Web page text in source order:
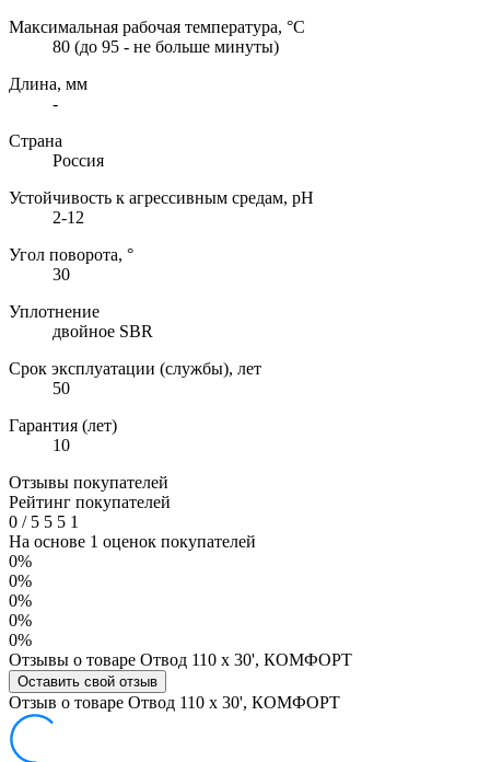
Максимальная рабочая температура, °C
80 (до 95 - не больше минуты)
Длина, мм
-
Страна
Россия
Устойчивость к агрессивным средам, pH
2-12
Угол поворота, °
30
Уплотнение
двойное SBR
Срок эксплуатации (службы), лет
50
Гарантия (лет)
10
Отзывы покупателей
Рейтинг покупателей
0 /5 5 5 1
На основе 1 оценок покупателей
0%
0%
0%
0%
0%
Отзывы о товаре Отвод 110 х 30', КОМФОРТ
Оставить свой отзыв
Отзыв о товаре Отвод 110 х 30', КОМФОРТ